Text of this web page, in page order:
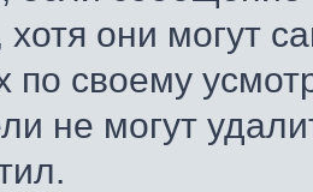
они могут
по своему
не могут